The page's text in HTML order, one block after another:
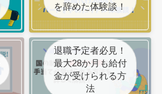
を辞めた体験談！
退職予定者必見！
最大28か月も給付
金が受けられる方
法